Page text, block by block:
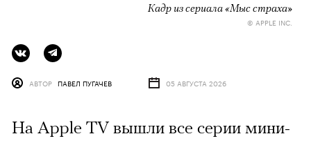
Кадр из сериала «Мыс страха»
© APPLE INC.
АВТОР ПАВЕЛ ПУГАЧЕВ 05 АВГУСТА 2026
На Apple TV вышли все серии мини-